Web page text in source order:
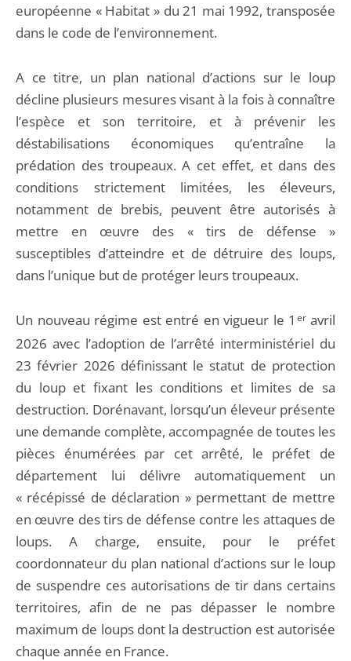
européenne « Habitat » du 21 mai 1992, transposée
dans le code de l’environnement.
A ce titre, un plan national d’actions sur le loup
décline plusieurs mesures visant à la fois à connaître
l’espèce et son territoire, et à prévenir les
déstabilisations économiques qu’entraîne la
prédation des troupeaux. A cet effet, et dans des
conditions strictement limitées, les éleveurs,
notamment de brebis, peuvent être autorisés à
mettre en œuvre des « tirs de défense »
susceptibles d’atteindre et de détruire des loups,
dans l’unique but de protéger leurs troupeaux.
Un nouveau régime est entré en vigueur le 1 eravril
2026 avec l’adoption de l’arrêté interministériel du
23 février 2026 définissant le statut de protection
du loup et fixant les conditions et limites de sa
destruction. Dorénavant, lorsqu’un éleveur présente
une demande complète, accompagnée de toutes les
pièces énumérées par cet arrêté, le préfet de
département lui délivre automatiquement un
« récépissé de déclaration » permettant de mettre
en œuvre des tirs de défense contre les attaques de
loups. A charge, ensuite, pour le préfet
coordonnateur du plan national d’actions sur le loup
de suspendre ces autorisations de tir dans certains
territoires, afin de ne pas dépasser le nombre
maximum de loups dont la destruction est autorisée
chaque année en France.